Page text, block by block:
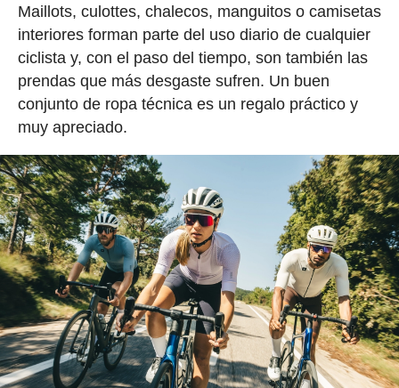
Maillots, culottes, chalecos, manguitos o camisetas
interiores forman parte del uso diario de cualquier
ciclista y, con el paso del tiempo, son también las
prendas que más desgaste sufren. Un buen
conjunto de ropa técnica es un regalo práctico y
muy apreciado.